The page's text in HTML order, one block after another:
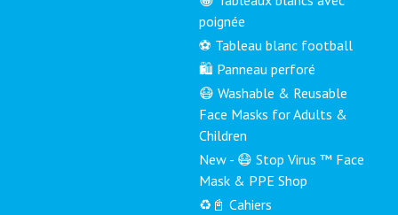
poignée
⚽ Tableau blanc football
🛍️ Panneau perforé
😷 Washable & Reusable
Face Masks for Adults &
Children
New - 😷 Stop Virus ™ Face
Mask & PPE Shop
♻️📓 Cahiers